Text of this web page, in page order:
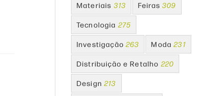
Materiais 313 Feiras 309
Tecnologia 275
Investigação 263 Moda 231
Distribuição e Retalho 220
Design 213